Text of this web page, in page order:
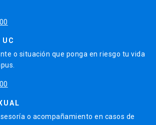
UC
o situación que ponga en riesgo tu vida
o acompañamiento en casos de